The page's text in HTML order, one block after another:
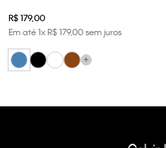
R$179,00
Em até1xR$179,00sem juros
+